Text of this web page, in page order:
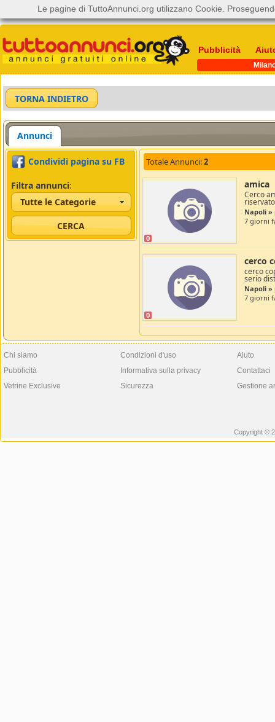
Pubblicità
Annunci
Condividi pagina su FB
Filtra annunci:
Tutte le Categorie
Totale Annunci:2
0
amica
Cerco
riservato
Napoli
7 giorni
0
cerco
cerco
serio
Napoli
7 giorni
Chi siamo
Pubblicità
Vetrine Exclusive
Condizioni d'uso
Informativa sulla privacy
Sicurezza
Aiuto
Contattaci
Gestione
Copyright ©
Le pagine di TuttoAnnunci.org utilizzano Cookie.